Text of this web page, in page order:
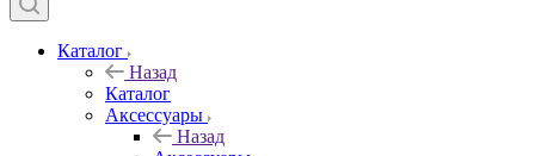
Каталог
Назад
Каталог
Аксессуары
Назад